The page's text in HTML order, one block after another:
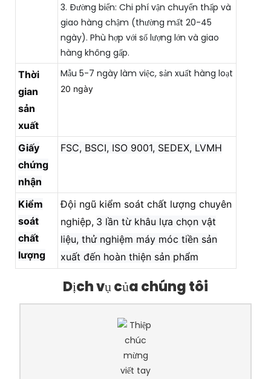
3. Đường biển: Chi phí vận chuyển thấp và
giao hàng chậm (thường mất 20-45
ngày). Phù hợp với số lượng lớn và giao
hàng không gấp.
Thời
gian
sản
xuất
Mẫu 5-7 ngày làm việc, sản xuất hàng loạt
20 ngày
Giấy
chứng
nhận
FSC, BSCI, ISO 9001, SEDEX, LVMH
Kiểm
soát
chất
lượng
Đội ngũ kiểm soát chất lượng chuyên
nghiệp, 3 lần từ khâu lựa chọn vật
liệu, thử nghiệm máy móc tiền sản
xuất đến hoàn thiện sản phẩm
Dịch vụ của chúng tôi